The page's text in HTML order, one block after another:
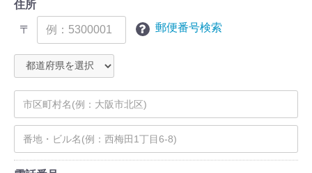
住所
〒
郵便番号検索